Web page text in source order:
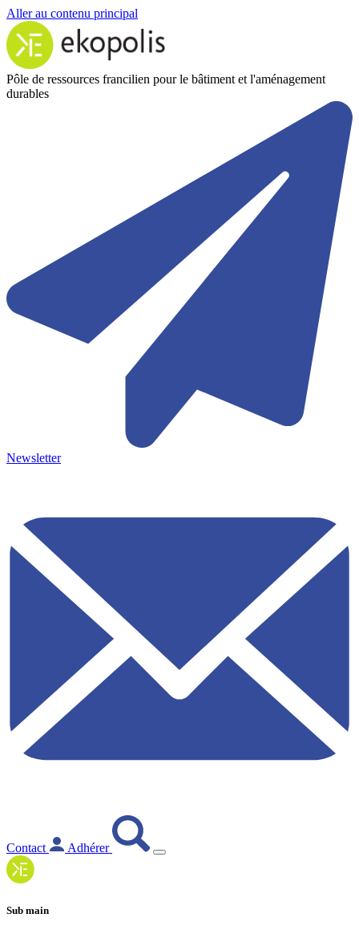
Aller au contenu principal
Pôle de ressources francilien pour le bâtiment et l'aménagement
durables
Newsletter
Contact Adhérer
Sub main